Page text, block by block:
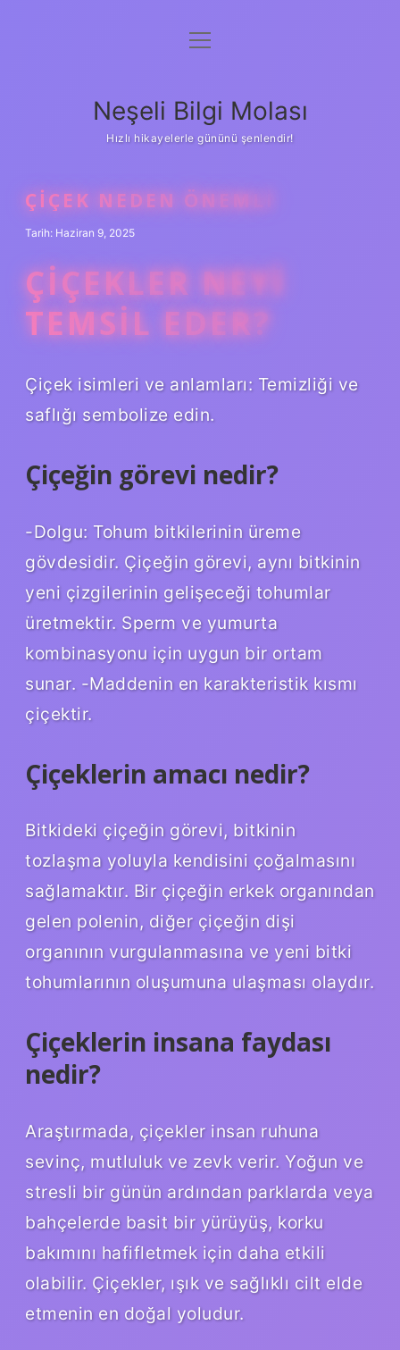
Anasayfa
Yasal Uyarı
menüyü
Neşeli Bilgi Molası
Hızlı hikayelerle gününü şenlendir!
ÇIÇEK NEDEN ÖNEMLI
Tarih: Haziran 9, 2025
ÇIÇEKLER NEYI
TEMSIL EDER?
Çiçek isimleri ve anlamları: Temizliği ve
saflığı sembolize edin.
Çiçeğin görevi nedir?
-Dolgu: Tohum bitkilerinin üreme
gövdesidir. Çiçeğin görevi, aynı bitkinin
yeni çizgilerinin gelişeceği tohumlar
üretmektir. Sperm ve yumurta
kombinasyonu için uygun bir ortam
sunar. -Maddenin en karakteristik kısmı
çiçektir.
Çiçeklerin amacı nedir?
Bitkideki çiçeğin görevi, bitkinin
tozlaşma yoluyla kendisini çoğalmasını
sağlamaktır. Bir çiçeğin erkek organından
gelen polenin, diğer çiçeğin dişi
organının vurgulanmasına ve yeni bitki
tohumlarının oluşumuna ulaşması olaydır.
Çiçeklerin insana faydası
nedir?
Araştırmada, çiçekler insan ruhuna
sevinç, mutluluk ve zevk verir. Yoğun ve
stresli bir günün ardından parklarda veya
bahçelerde basit bir yürüyüş, korku
bakımını hafifletmek için daha etkili
olabilir. Çiçekler, ışık ve sağlıklı cilt elde
etmenin en doğal yoludur.